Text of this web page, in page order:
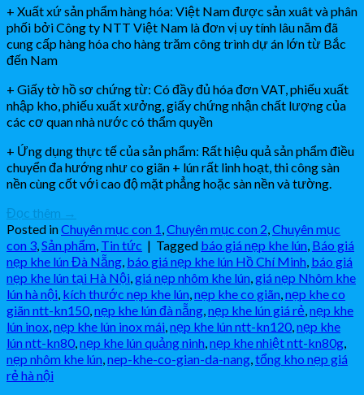
+ Xuất xứ sản phẩm hàng hóa: Việt Nam được sản xuât và phân
phối bởi Công ty NTT Việt Nam là đơn vị uy tính lâu năm đã
cung cấp hàng hóa cho hàng trăm công trình dự án lớn từ Bắc
đến Nam
+ Giấy tờ hồ sơ chứng từ: Có đầy đủ hóa đơn VAT, phiếu xuất
nhập kho, phiếu xuất xưởng, giấy chứng nhận chất lượng của
các cơ quan nhà nước có thẩm quyền
+ Ứng dụng thực tế của sản phẩm: Rất hiệu quả sản phẩm điều
chuyển đa hướng như co giãn + lún rất linh hoạt, thi công sàn
nền cùng cốt với cao độ mặt phẳng hoặc sàn nền và tường.
Đọc thêm →
Posted inChuyên mục con 1,Chuyên mục con 2,Chuyên mục
con 3,Sản phẩm, Tin tức | Tagged báo giá nẹp khe lún, Báo giá
nẹp khe lún Đà Nẵng, báo giá nẹp khe lún Hồ Chí Minh, báo giá
nẹp khe lún tại Hà Nội,giá nẹp nhôm khe lún,giá nẹp Nhôm khe
lún hà nội, kích thước nẹp khe lún,nẹp khe co giãn,nẹp khe co
giãn ntt-kn150,nẹp khe lún đà nẵng,nẹp khe lún giá rẻ,nẹp khe
lún inox,nẹp khe lún inox mái,nẹp khe lún ntt-kn120,nẹp khe
lún ntt-kn80,nẹp khe lún quảng ninh,nẹp khe nhiệt ntt-kn80g,
nẹp nhôm khe lún,nep-khe-co-gian-da-nang,tổng kho nẹp giá
rẻ hà nội